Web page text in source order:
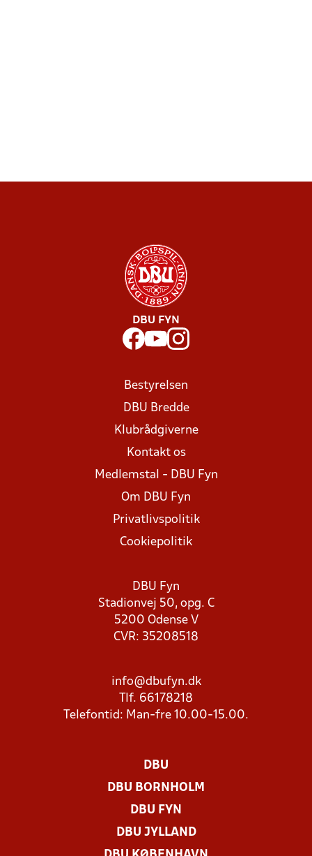
DBU FYN
Bestyrelsen
DBU Bredde
Klubrådgiverne
Kontakt os
Medlemstal - DBU Fyn
Om DBU Fyn
Privatlivspolitik
Cookiepolitik
DBU Fyn
Stadionvej 50, opg. C
5200 Odense V
CVR: 35208518
info@dbufyn.dk
Tlf. 66178218
Telefontid: Man-fre 10.00-15.00.
DBU
DBU BORNHOLM
DBU FYN
DBU JYLLAND